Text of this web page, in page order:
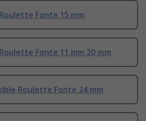
Fonte 15 mm
Fonte 11 mm 20 mm
Roulette Fonte 24 mm